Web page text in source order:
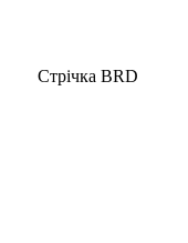
Стрічка BRD